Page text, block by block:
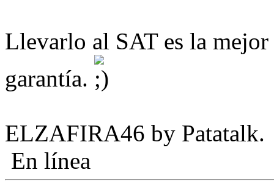
Llevarlo al SAT es la
garantía.
ELZAFIRA46 by Patatalk.
En línea